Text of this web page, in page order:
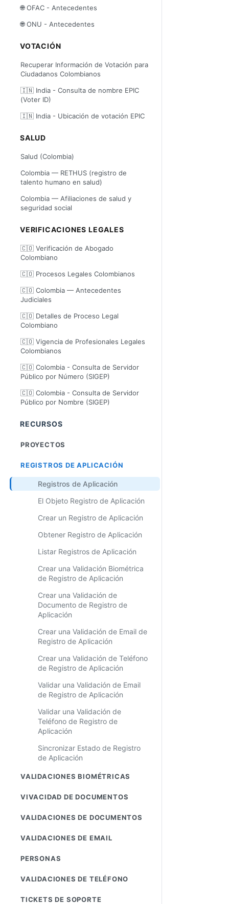
🌐 OFAC - Antecedentes
🌐 ONU - Antecedentes
VOTACIÓN
Recuperar Información de Votación para
Ciudadanos Colombianos
🇮🇳 India - Consulta de nombre EPIC
(Voter ID)
🇮🇳 India - Ubicación de votación EPIC
SALUD
Salud (Colombia)
Colombia — RETHUS (registro de
talento humano en salud)
Colombia — Afiliaciones de salud y
seguridad social
VERIFICACIONES LEGALES
🇨🇴 Verificación de Abogado
Colombiano
🇨🇴 Procesos Legales Colombianos
🇨🇴 Colombia — Antecedentes
Judiciales
🇨🇴 Detalles de Proceso Legal
Colombiano
🇨🇴 Vigencia de Profesionales Legales
Colombianos
🇨🇴 Colombia - Consulta de Servidor
Público por Número (SIGEP)
🇨🇴 Colombia - Consulta de Servidor
Público por Nombre (SIGEP)
RECURSOS
PROYECTOS
REGISTROS DE APLICACIÓN
Registros de Aplicación
El Objeto Registro de Aplicación
Crear un Registro de Aplicación
Obtener Registro de Aplicación
Listar Registros de Aplicación
Crear una Validación Biométrica
de Registro de Aplicación
Crear una Validación de
Documento de Registro de
Aplicación
Crear una Validación de Email de
Registro de Aplicación
Crear una Validación de Teléfono
de Registro de Aplicación
Validar una Validación de Email
de Registro de Aplicación
Validar una Validación de
Teléfono de Registro de
Aplicación
Sincronizar Estado de Registro
de Aplicación
VALIDACIONES BIOMÉTRICAS
VIVACIDAD DE DOCUMENTOS
VALIDACIONES DE DOCUMENTOS
VALIDACIONES DE EMAIL
PERSONAS
VALIDACIONES DE TELÉFONO
TICKETS DE SOPORTE